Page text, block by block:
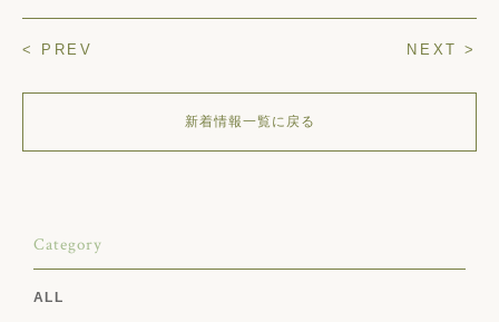
< PREV NEXT >
新着情報一覧に戻る
Category
ALL